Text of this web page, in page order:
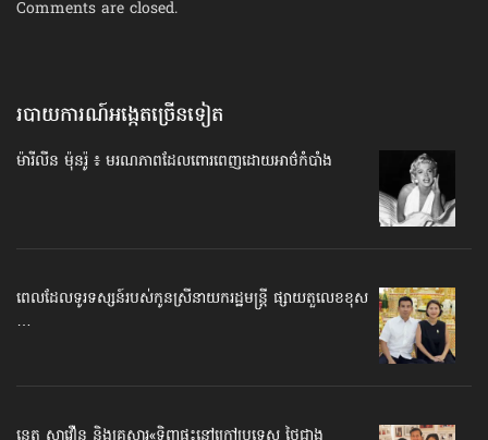
Comments are closed.
របាយការណ៍អង្កេតច្រើនទៀត
ម៉ារីលីន ម៉ុនរ៉ូ ៖ មរណភាព​ដែលពោរពេញ​ដោយអាថ៌កំបាំង
ពេលដែលទូរទស្សន៍​របស់កូនស្រី​នាយករដ្ឋមន្ត្រី ផ្សាយតួលេខខុស
…